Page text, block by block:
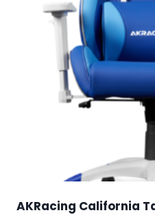
AKRacing California